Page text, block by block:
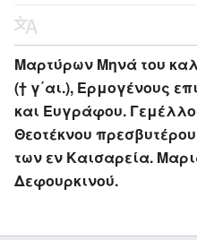
Μαρτύρων Μηνά του
(† γ΄αι.), Ερμογένους
και Ευγράφου.
Θεοτέκνου
των εν Καισαρεία.
Δεφουρκινού.